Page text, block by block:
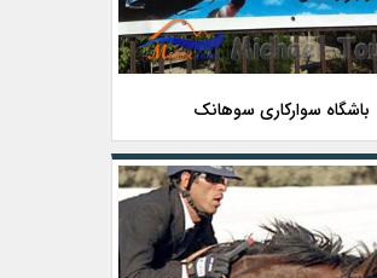
باشگاه سوارکاری سوهانک